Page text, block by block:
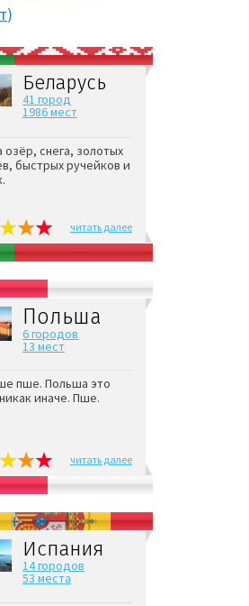
)
Беларусь
41 город
1986 мест
озёр, снега, золотых
быстрых ручейков и
читать далее
Польша
6 городов
13 мест
пше. Польша это
иначе. Пше.
читать далее
Испания
14 городов
53 места